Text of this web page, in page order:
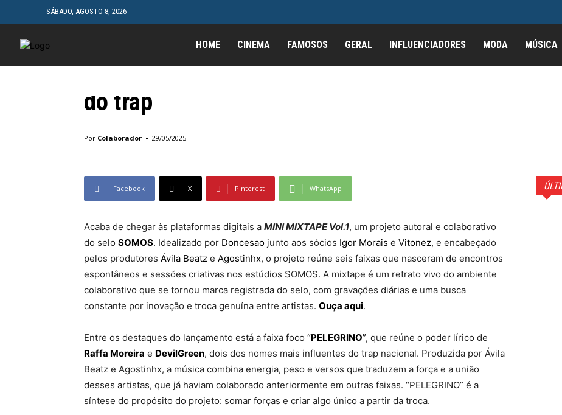
SÁBADO, AGOSTO 8, 2026
HOME CINEMA FAMOSOS GERAL INFLUENCIADORES MODA MÚSICA
Música
SOMOS apresenta MINI MIXTAPE Vol.1,
um projeto colaborativo que une gerações
do trap
Por Colaborador - 29/05/2025
Facebook X Pinterest WhatsApp
Acaba de chegar às plataformas digitais a MINI MIXTAPE Vol.1, um projeto autoral e colaborativo
do selo SOMOS. Idealizado por Doncesao junto aos sócios Igor Morais e Vitonez, e encabeçado
pelos produtores Ávila Beatz e Agostinhx, o projeto reúne seis faixas que nasceram de encontros
espontâneos e sessões criativas nos estúdios SOMOS. A mixtape é um retrato vivo do ambiente
colaborativo que se tornou marca registrada do selo, com gravações diárias e uma busca
constante por inovação e troca genuína entre artistas. Ouça aqui.
Entre os destaques do lançamento está a faixa foco “PELEGRINO”, que reúne o poder lírico de
Raffa Moreira e DevilGreen, dois dos nomes mais influentes do trap nacional. Produzida por Ávila
Beatz e Agostinhx, a música combina energia, peso e versos que traduzem a força e a união
desses artistas, que já haviam colaborado anteriormente em outras faixas. “PELEGRINO” é a
síntese do propósito do projeto: somar forças e criar algo único a partir da troca.